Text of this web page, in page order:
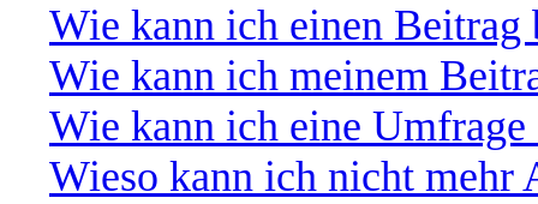
Wie kann ich einen Beitrag
Wie kann ich meinem
Wie kann ich eine Umfrage
Wieso kann ich nicht mehr